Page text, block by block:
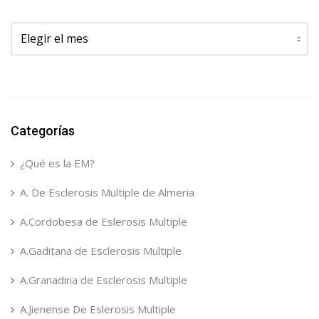
Archivos
Categorías
¿Qué es la EM?
A. De Esclerosis Multiple de Almeria
A.Cordobesa de Eslerosis Multiple
A.Gaditana de Esclerosis Multiple
A.Granadina de Esclerosis Multiple
A.Jienense De Eslerosis Multiple